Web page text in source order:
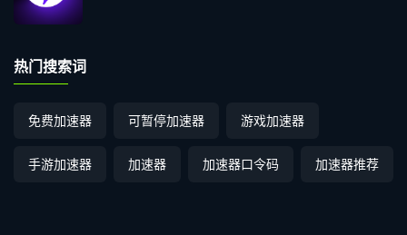
热门搜索词
免费加速器 可暂停加速器 游戏加速器
手游加速器 加速器 加速器口令码 加速器推荐